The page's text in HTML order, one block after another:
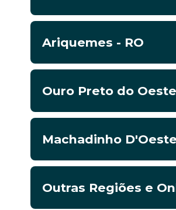
Ariquemes - RO
Ouro Preto do
Machadinho
Outras Regiões e